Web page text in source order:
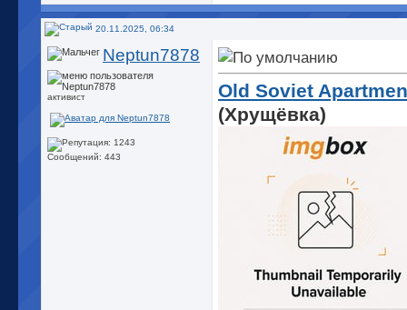
20.11.2025, 06:34
Neptun7878
активист
Сообщений: 443
Old Soviet
(Хрущёвка)